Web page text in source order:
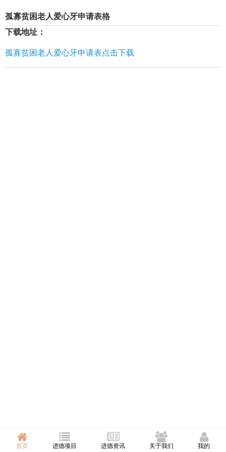
孤寡贫困老人爱心牙申请表格
下载地址：
孤寡贫困老人爱心牙申请表点击下载
首页 进德项目 进德资讯 关于我们 我的